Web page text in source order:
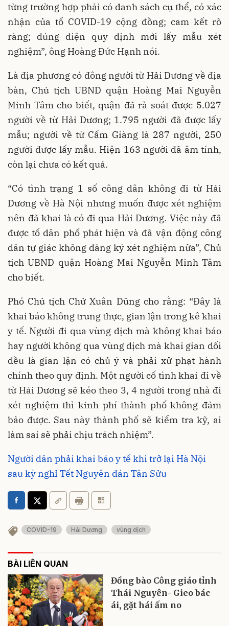
từng trường hợp phải có danh sách cụ thể, có xác
nhận của tổ COVID-19 cộng đồng; cam kết rõ
ràng; đúng diện quy định mới lấy mẫu xét
nghiệm”, ông Hoàng Đức Hạnh nói.
Là địa phương có đông người từ Hải Dương về địa
bàn, Chủ tịch UBND quận Hoàng Mai Nguyễn
Minh Tâm cho biết, quận đã rà soát được 5.027
người về từ Hải Dương; 1.795 người đã được lấy
mẫu; người về từ Cẩm Giàng là 287 người, 250
người được lấy mẫu. Hiện 163 người đã âm tính,
còn lại chưa có kết quả.
“Có tình trạng 1 số công dân không đi từ Hải
Dương về Hà Nội nhưng muốn được xét nghiệm
nên đã khai là có đi qua Hải Dương. Việc này đã
được tổ dân phố phát hiện và đã vận động công
dân tự giác không đăng ký xét nghiệm nữa”, Chủ
tịch UBND quận Hoàng Mai Nguyễn Minh Tâm
cho biết.
Phó Chủ tịch Chử Xuân Dũng cho rằng: “Đây là
khai báo không trung thực, gian lận trong kê khai
y tế. Người đi qua vùng dịch mà không khai báo
hay người không qua vùng dịch mà khai gian dối
đều là gian lận có chủ ý và phải xử phạt hành
chính theo quy định. Một người cố tình khai đi về
từ Hải Dương sẽ kéo theo 3, 4 người trong nhà đi
xét nghiệm thì kinh phí thành phố không đảm
bảo được. Sau này thành phố sẽ kiểm tra kỹ, ai
làm sai sẽ phải chịu trách nhiệm”.
Người dân phải khai báo y tế khi trở lại Hà Nội
sau kỳ nghỉ Tết Nguyên đán Tân Sửu
COVID-19 Hải Dương vùng dịch
BÀI LIÊN QUAN
Đồng bào Công giáo tỉnh
Thái Nguyên- Gieo bác
ái, gặt hái ấm no